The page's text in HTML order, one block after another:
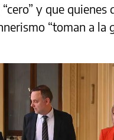
y que quienes
“toman a la